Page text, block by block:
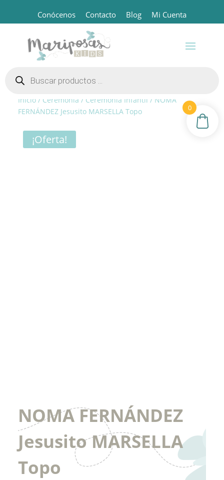
Conócenos Contacto Blog Mi Cuenta
productos
Inicio/ Ceremonia / Ceremonia Infantil / NOMA
FERNÁNDEZ Jesusito MARSELLA Topo
¡Oferta!
NOMA FERNÁNDEZ
Jesusito MARSELLA
Topo
0